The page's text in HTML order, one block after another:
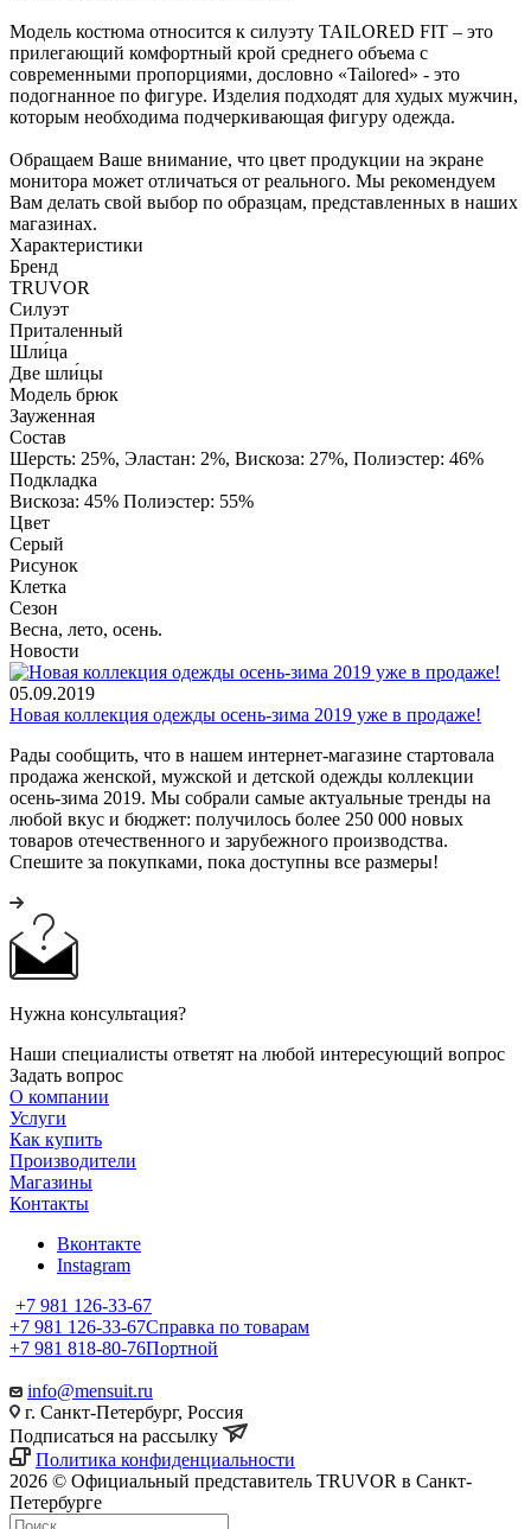
Модель костюма относится к силуэту TAILORED FIT – это
прилегающий комфортный крой среднего объема с
современными пропорциями, дословно «Tailored» - это
подогнанное по фигуре. Изделия подходят для худых мужчин,
которым необходима подчеркивающая фигуру одежда.
Обращаем Ваше внимание, что цвет продукции на экране
монитора может отличаться от реального. Мы рекомендуем
Вам делать свой выбор по образцам, представленных в наших
магазинах.
Характеристики
Бренд
TRUVOR
Силуэт
Приталенный
Шли́ца
Две шли́цы
Модель брюк
Зауженная
Состав
Шерсть: 25%, Эластан: 2%, Вискоза: 27%, Полиэстер: 46%
Подкладка
Вискоза: 45% Полиэстер: 55%
Цвет
Серый
Рисунок
Клетка
Сезон
Весна, лето, осень.
Новости
05.09.2019
Новая коллекция одежды осень-зима 2019 уже в продаже!
Рады сообщить, что в нашем интернет-магазине стартовала
продажа женской, мужской и детской одежды коллекции
осень-зима 2019. Мы собрали самые актуальные тренды на
любой вкус и бюджет: получилось более 250 000 новых
товаров отечественного и зарубежного производства.
Спешите за покупками, пока доступны все размеры!
Нужна консультация?
Наши специалисты ответят на любой интересующий вопрос
Задать вопрос
О компании
Услуги
Как купить
Производители
Магазины
Контакты
Вконтакте
Instagram
+7 981 126-33-67
+7 981 126-33-67Справка по товарам
+7 981 818-80-76Портной
info@mensuit.ru
г. Санкт-Петербург, Россия
Подписаться на рассылку
Политика конфиденциальности
2026 © Официальный представитель TRUVOR в Санкт-
Петербурге